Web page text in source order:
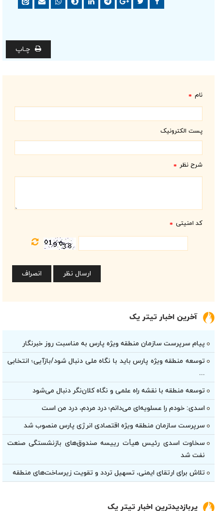
چـاپ
نام *
پست الکترونیک
شرح نظر *
کد امنیتی *
آخرین اخبار تیتر یک
پیام سرپرست سازمان منطقه ویژه پارس به مناسبت روز خبرنگار
توسعه منطقه ویژه پارس باید با نگاه ملی دنبال شود/بازآیی؛ انتخابی
...
توسعه منطقه با نقشه راه علمی و نگاه کلان‌نگر دنبال می‌شود
اسدی: خودم را عسلویه‌ای می‌دانم؛ درد مردم، درد من است
سرپرست سازمان منطقه ویژه اقتصادی انرژی پارس منصوب شد
سخاوت اسدی رئیس هیأت‌ رییسه صندوق‌های بازنشستگی صنعت
نفت شد
تلاش برای ارتقای ایمنی، تسهیل تردد و تقویت زیرساخت‌های منطقه
پربازدیدترین اخبار تیتر یک